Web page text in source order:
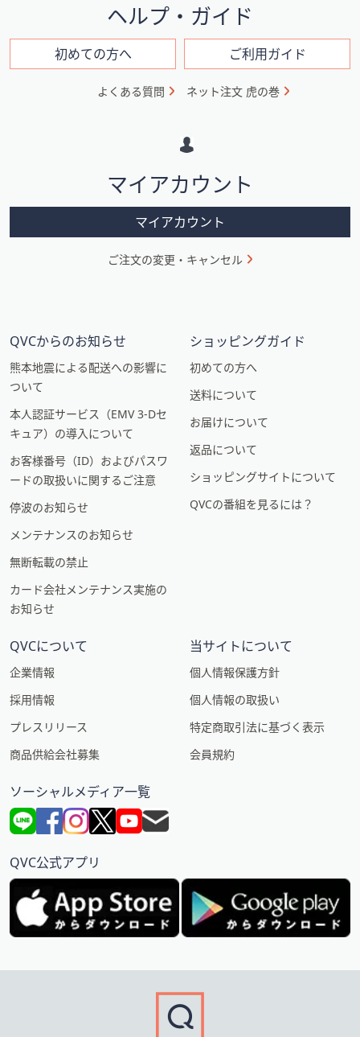
ン
ン
ヘルプ・ガイド
初めての方へ ご利用ガイド
よくある質問 ネット注文 虎の巻
マイアカウント
マイアカウント
ご注文の変更・キャンセル
QVCからのお知らせ
熊本地震による配送への影響に
ついて
本人認証サービス（EMV 3-Dセ
キュア）の導入について
お客様番号（ID）およびパスワ
ードの取扱いに関するご注意
停波のお知らせ
メンテナンスのお知らせ
無断転載の禁止
カード会社メンテナンス実施の
お知らせ
ショッピングガイド
初めての方へ
送料について
お届けについて
返品について
ショッピングサイトについて
QVCの番組を見るには？
QVCについて
企業情報
採用情報
プレスリリース
商品供給会社募集
当サイトについて
個人情報保護方針
個人情報の取扱い
特定商取引法に基づく表示
会員規約
ソーシャルメディア一覧
QVC公式アプリ